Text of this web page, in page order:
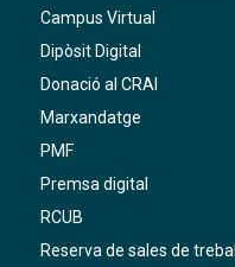
Campus Virtual
Dipòsit Digital
Donació al CRAI
Marxandatge
PMF
Premsa digital
RCUB
Reserva de sales de treball